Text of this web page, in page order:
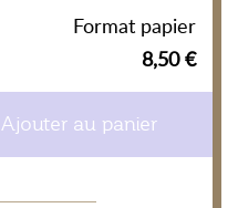
Format papier
8,50 €
Ajouter au panier